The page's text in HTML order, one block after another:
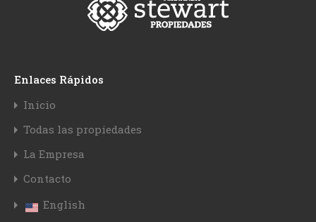
Enlaces Rápidos
Inicio
Todas las propiedades
La Empresa
Contacto
English